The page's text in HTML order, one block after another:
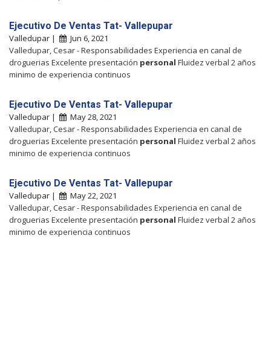
Ejecutivo De Ventas Tat- Vallepupar
Valledupar |
Jun 6, 2021
Valledupar, Cesar - Responsabilidades Experiencia en canal de
droguerias Excelente presentación personal Fluidez verbal 2 años
minimo de experiencia continuos
Ejecutivo De Ventas Tat- Vallepupar
Valledupar |
May 28, 2021
Valledupar, Cesar - Responsabilidades Experiencia en canal de
droguerias Excelente presentación personal Fluidez verbal 2 años
minimo de experiencia continuos
Ejecutivo De Ventas Tat- Vallepupar
Valledupar |
May 22, 2021
Valledupar, Cesar - Responsabilidades Experiencia en canal de
droguerias Excelente presentación personal Fluidez verbal 2 años
minimo de experiencia continuos